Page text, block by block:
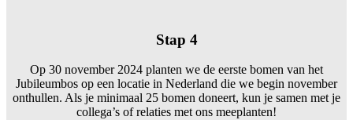
Stap 4
Op 30 november 2024 planten we de eerste bomen van het
Jubileumbos op een locatie in Nederland die we begin november
onthullen. Als je minimaal 25 bomen doneert, kun je samen met je
collega’s of relaties met ons meeplanten!